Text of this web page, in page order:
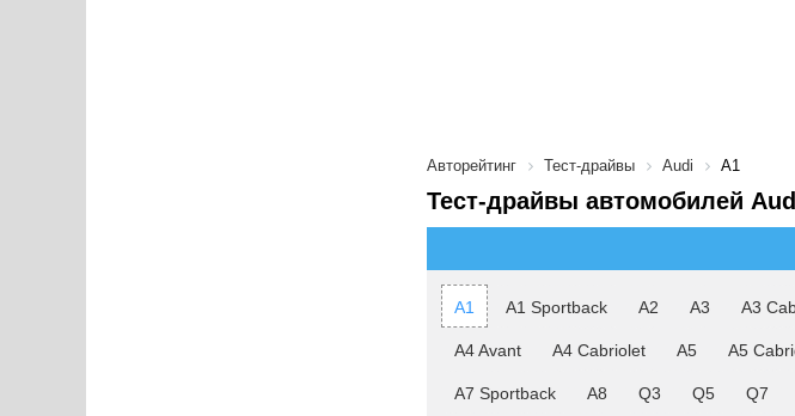
Авторейтинг Тест-драйвы Audi A1
Тест-драйвы автомобилей
A1 A1 Sportback A2 A3 A3
A4 Avant A4 Cabriolet A5 A5
A7 Sportback A8 Q3 Q5 Q7